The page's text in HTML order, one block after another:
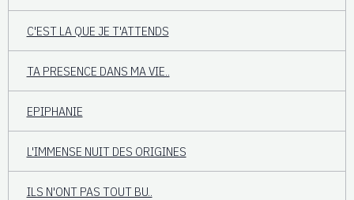
C'EST LA QUE JE T'ATTENDS
TA PRESENCE DANS MA VIE..
EPIPHANIE
L'IMMENSE NUIT DES ORIGINES
ILS N'ONT PAS TOUT BU..